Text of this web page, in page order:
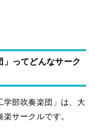
」ってどんなサーク
学部吹奏楽団」は、大
サークルです。